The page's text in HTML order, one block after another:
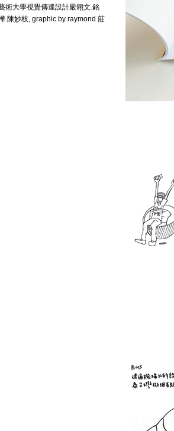
術大學視覺傳達設計嚴翎文.銘
.陳妙枝, graphic by raymond 莊